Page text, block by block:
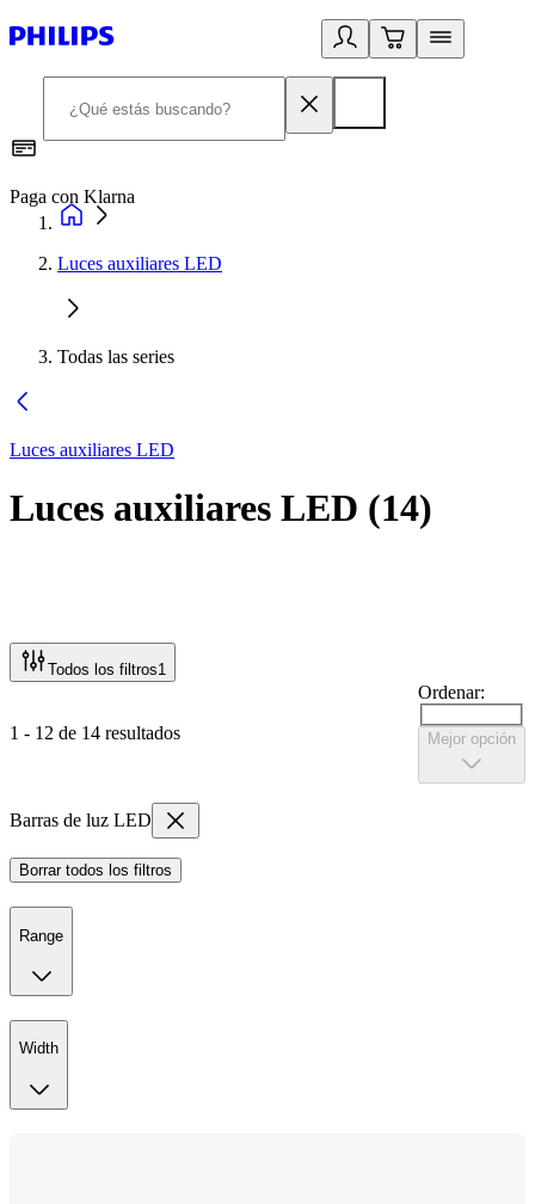
Paga con Klarna
Luces auxiliares LED
Todas las series
Luces auxiliares LED
Luces auxiliares LED (14)
Todos los filtros1
1 - 12 de 14 resultados
Ordenar:
Mejor opción
Barras de luz LED
Borrar todos los filtros
Range
Width